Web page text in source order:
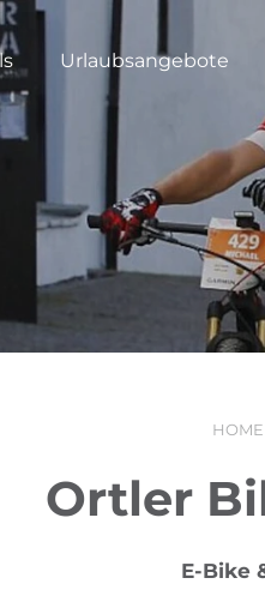
Urlaubsangebote
HOME
Ortler
E-Bike